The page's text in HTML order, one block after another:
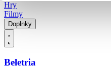
Hry
Filmy
Doplnky
Beletria